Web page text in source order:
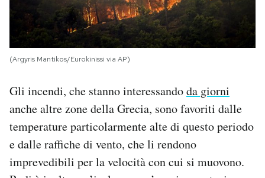
(Argyris Mantikos/Eurokinissi via AP)
Gli incendi, che stanno interessandoda giorni
anche altre zone della Grecia, sono favoriti dalle
temperature particolarmente alte di questo periodo
e dalle raffiche di vento, che li rendono
imprevedibili per la velocità con cui si muovono.